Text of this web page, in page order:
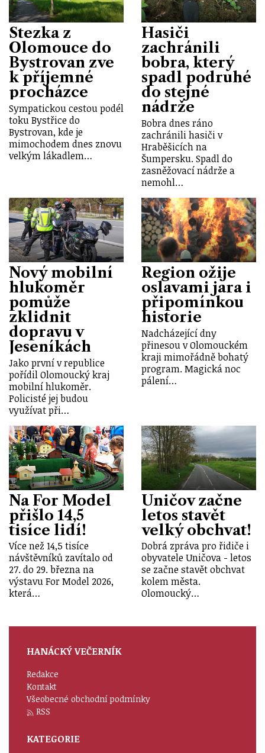
Stezka z
Olomouce do
Bystrovan zve
k příjemné
procházce
Sympatickou cestou podél
toku Bystřice do
Bystrovan, kde je
mimochodem dnes znovu
velkým lákadlem…
Hasiči
zachránili
bobra, který
spadl podruhé
do stejné
nádrže
Bobra dnes ráno
zachránili hasiči v
Hraběšicích na
Šumpersku. Spadl do
zasněžovací nádrže a
nemohl…
Nový mobilní
hlukoměr
pomůže
zklidnit
dopravu v
Jeseníkách
Jako první v republice
pořídil Olomoucký kraj
mobilní hlukoměr.
Policisté jej budou
využívat při…
Region ožije
oslavami jara i
připomínkou
historie
Nadcházející dny
přinesou v Olomouckém
kraji mimořádně bohatý
program. Magická noc
pálení…
Na For Model
přišlo 14,5
tisíce lidí!
Více než 14,5 tisíce
návštěvníků zavítalo od
27. do 29. března na
výstavu For Model 2026,
která…
Uničov začne
letos stavět
velký obchvat!
Dobrá zpráva pro řidiče i
obyvatele Uničova - letos
se začne stavět obchvat
kolem města.
Olomoucký…
HANÁCKÝ VEČERNÍK
Redakce
Kontakt
Všeobecné obchodní podmínky
RSS
KATEGORIE